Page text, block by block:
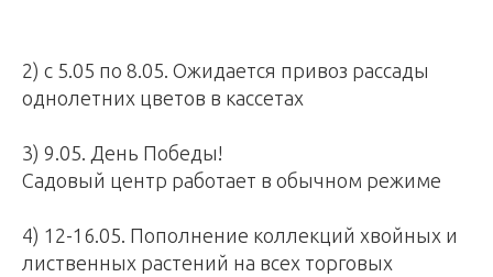
2) с 5.05 по 8.05. Ожидается привоз рассады
однолетних цветов в кассетах
3) 9.05. День Победы!
Садовый центр работает в обычном режиме
4) 12-16.05. Пополнение коллекций хвойных и
лиственных растений на всех торговых